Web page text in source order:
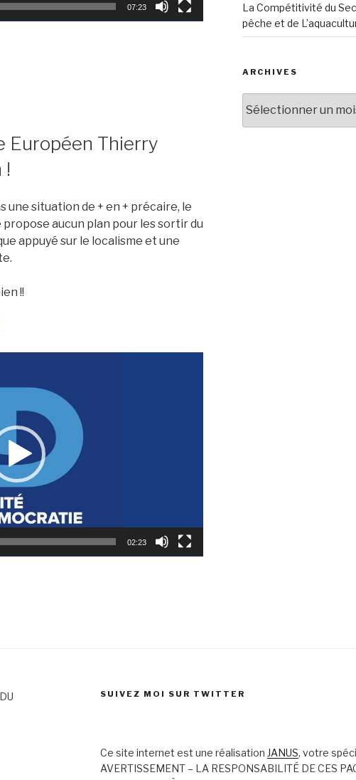
07:23
Européen Thierry
!
une situation de + en + précaire, le
aucun plan pour les sortir du
appuyé sur le localisme et une
!!
02:23
La Compétitivité du
pêche et de
ARCHIVES
SUIVEZ MOI SUR TWITTER
Ce site internet est une réalisation JANUS, votre
AVERTISSEMENT – LA RESPONSABILITÉ DE CES